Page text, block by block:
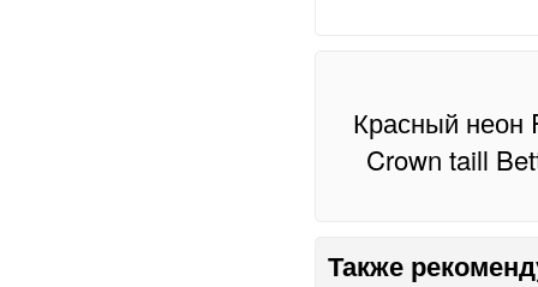
Красный неон
Crown taill
Также